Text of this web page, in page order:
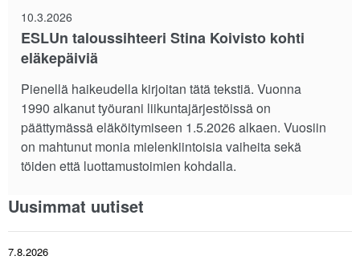
10.3.2026
ESLUn taloussihteeri Stina Koivisto kohti
eläkepäiviä
Pienellä haikeudella kirjoitan tätä tekstiä. Vuonna
1990 alkanut työurani liikuntajärjestöissä on
päättymässä eläköitymiseen 1.5.2026 alkaen. Vuosiin
on mahtunut monia mielenkiintoisia vaiheita sekä
töiden että luottamustoimien kohdalla.
Uusimmat uutiset
7.8.2026